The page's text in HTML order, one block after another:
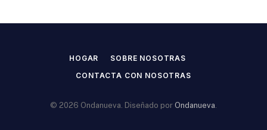
HOGAR
SOBRE NOSOTRAS
CONTACTA CON NOSOTRAS
© 2026 Ondanueva. Diseñado por Ondanueva